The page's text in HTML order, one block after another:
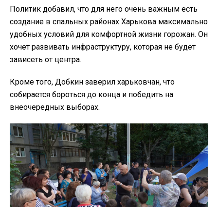
Политик добавил, что для него очень важным есть
создание в спальных районах Харькова максимально
удобных условий для комфортной жизни горожан. Он
хочет развивать инфраструктуру, которая не будет
зависеть от центра.
Кроме того, Добкин заверил харьковчан, что
собирается бороться до конца и победить на
внеочередных выборах.